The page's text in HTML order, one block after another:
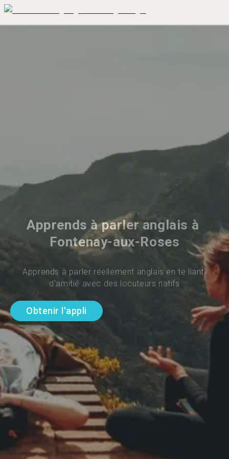
Apprends à parler anglais à
Fontenay-aux-Roses
Apprends à parler réellement anglais en te liant
d'amitié avec des locuteurs natifs
Obtenir l'appli